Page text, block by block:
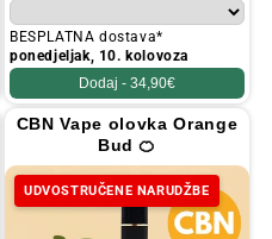
BESPLATNA dostava*
ponedjeljak, 10. kolovoza
Dodaj - 34,90€
CBN Vape olovka Orange
Bud 🍊
UDVOSTRUČENE NARUDŽBE